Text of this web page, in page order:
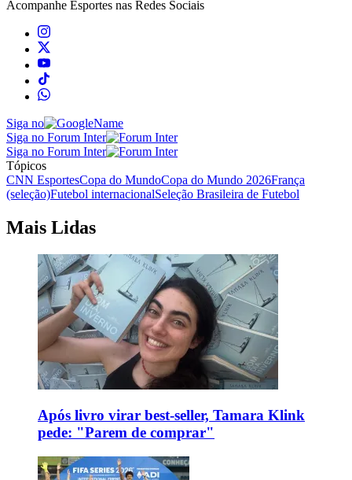
Acompanhe Esportes nas Redes Sociais
Siga no
Siga no Forum Inter
Siga no Forum Inter
Tópicos
CNN EsportesCopa do MundoCopa do Mundo 2026França
(seleção)Futebol internacionalSeleção Brasileira de Futebol
Mais Lidas
Após livro virar best-seller, Tamara Klink
pede: "Parem de comprar"